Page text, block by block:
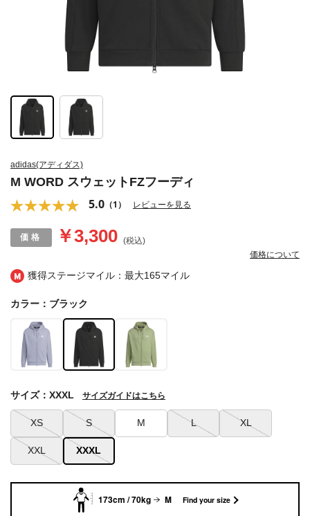
獲得ステージマイル：最大165マイル
adidas(アディダス)
M WORD スウェットFZフーディ
5.0 （1） レビューを見る
￥3,300 (税込)
価格について
カラー：ブラック
XS S M L XL
XXL XXXL
サイズ：XXXL サイズガイドはこちら
173cm / 70kg M Find your size